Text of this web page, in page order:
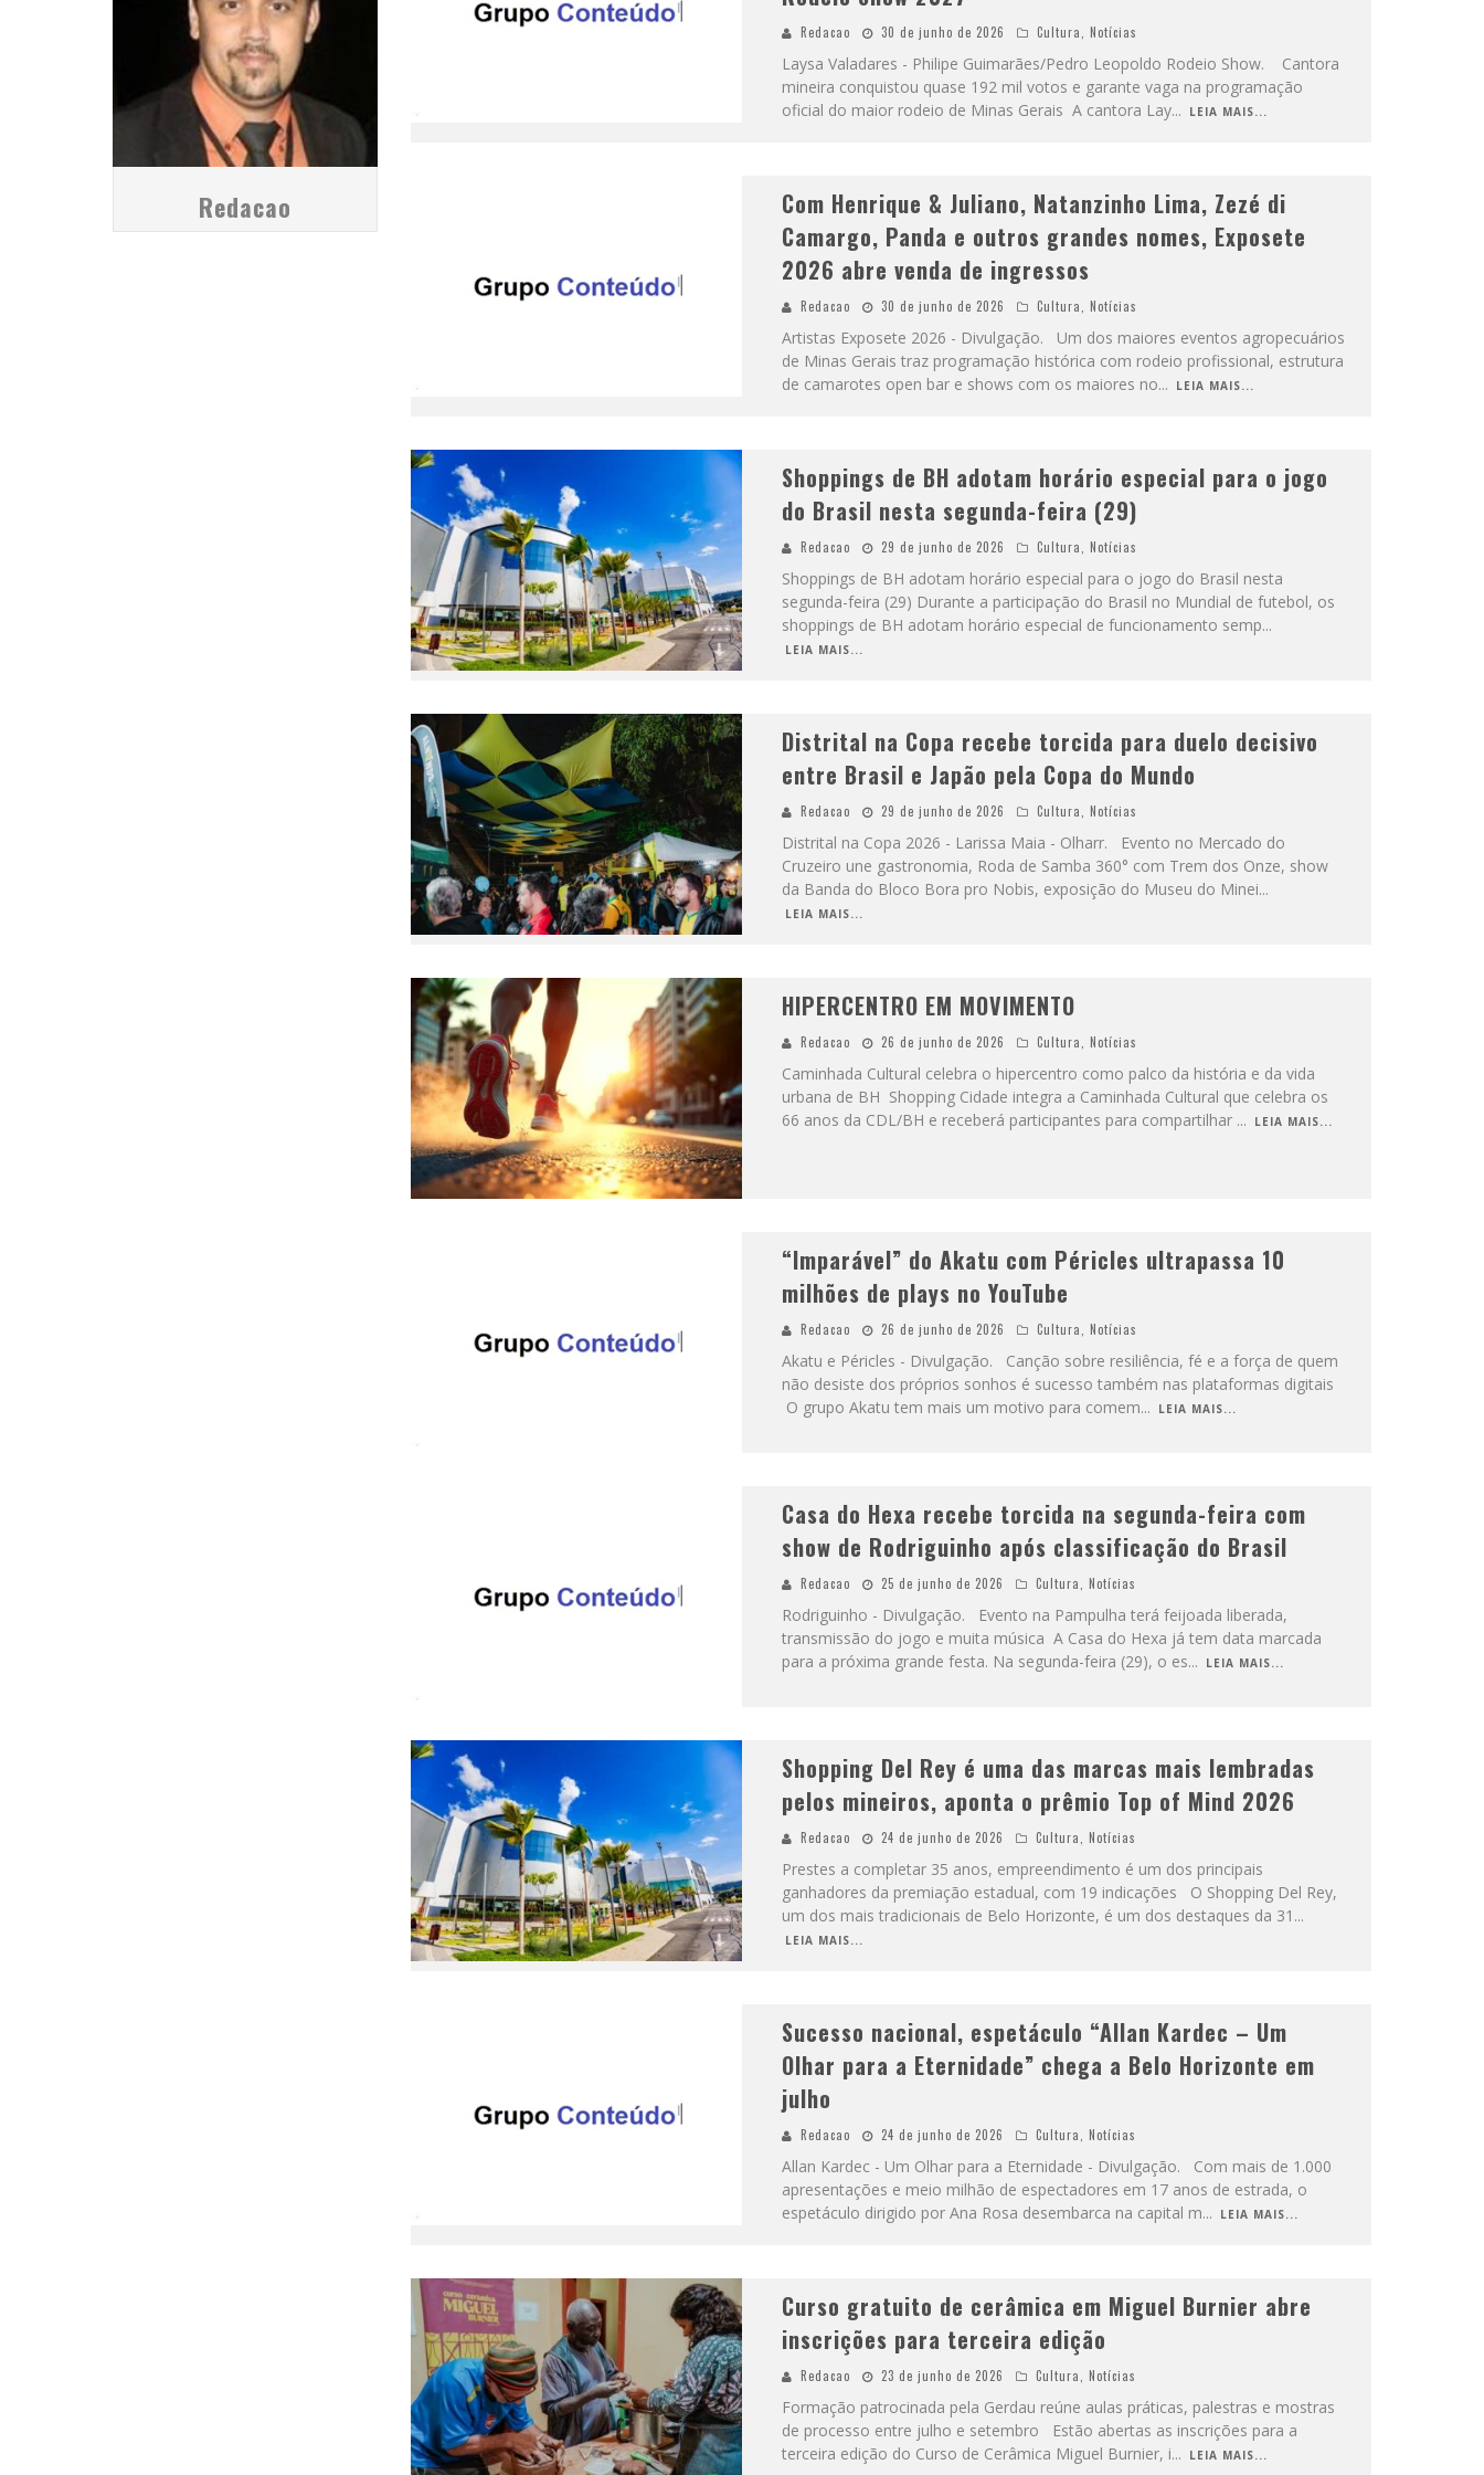
Redacao
Redacao 30 de junho de 2026 Cultura ,Notícias
Laysa Valadares - Philipe Guimarães/Pedro Leopoldo Rodeio Show. Cantora
mineira conquistou quase 192 mil votos e garante vaga na programação
oficial do maior rodeio de Minas Gerais A cantora Lay... LEIA MAIS...
Com Henrique & Juliano, Natanzinho Lima, Zezé di
Camargo, Panda e outros grandes nomes, Exposete
2026 abre venda de ingressos
Redacao 30 de junho de 2026 Cultura ,Notícias
Artistas Exposete 2026 - Divulgação. Um dos maiores eventos agropecuários
de Minas Gerais traz programação histórica com rodeio profissional, estrutura
de camarotes open bar e shows com os maiores no... LEIA MAIS...
Shoppings de BH adotam horário especial para o jogo
do Brasil nesta segunda-feira (29)
Redacao 29 de junho de 2026 Cultura ,Notícias
Shoppings de BH adotam horário especial para o jogo do Brasil nesta
segunda-feira (29) Durante a participação do Brasil no Mundial de futebol, os
shoppings de BH adotam horário especial de funcionamento semp...
LEIA MAIS...
Distrital na Copa recebe torcida para duelo decisivo
entre Brasil e Japão pela Copa do Mundo
Redacao 29 de junho de 2026 Cultura ,Notícias
Distrital na Copa 2026 - Larissa Maia - Olharr. Evento no Mercado do
Cruzeiro une gastronomia, Roda de Samba 360° com Trem dos Onze, show
da Banda do Bloco Bora pro Nobis, exposição do Museu do Minei...
LEIA MAIS...
HIPERCENTRO EM MOVIMENTO
Redacao 26 de junho de 2026 Cultura ,Notícias
Caminhada Cultural celebra o hipercentro como palco da história e da vida
urbana de BH Shopping Cidade integra a Caminhada Cultural que celebra os
66 anos da CDL/BH e receberá participantes para compartilhar ... LEIA MAIS...
“Imparável” do Akatu com Péricles ultrapassa 10
milhões de plays no YouTube
Redacao 26 de junho de 2026 Cultura ,Notícias
Akatu e Péricles - Divulgação. Canção sobre resiliência, fé e a força de quem
não desiste dos próprios sonhos é sucesso também nas plataformas digitais
O grupo Akatu tem mais um motivo para comem... LEIA MAIS...
Casa do Hexa recebe torcida na segunda-feira com
show de Rodriguinho após classificação do Brasil
Redacao 25 de junho de 2026 Cultura ,Notícias
Rodriguinho - Divulgação. Evento na Pampulha terá feijoada liberada,
transmissão do jogo e muita música A Casa do Hexa já tem data marcada
para a próxima grande festa. Na segunda-feira (29), o es... LEIA MAIS...
Shopping Del Rey é uma das marcas mais lembradas
pelos mineiros, aponta o prêmio Top of Mind 2026
Redacao 24 de junho de 2026 Cultura ,Notícias
Prestes a completar 35 anos, empreendimento é um dos principais
ganhadores da premiação estadual, com 19 indicações O Shopping Del Rey,
um dos mais tradicionais de Belo Horizonte, é um dos destaques da 31 ...
LEIA MAIS...
Sucesso nacional, espetáculo “Allan Kardec – Um
Olhar para a Eternidade” chega a Belo Horizonte em
julho
Redacao 24 de junho de 2026 Cultura ,Notícias
Allan Kardec - Um Olhar para a Eternidade - Divulgação. Com mais de 1.000
apresentações e meio milhão de espectadores em 17 anos de estrada, o
espetáculo dirigido por Ana Rosa desembarca na capital m... LEIA MAIS...
Curso gratuito de cerâmica em Miguel Burnier abre
inscrições para terceira edição
Redacao 23 de junho de 2026 Cultura ,Notícias
Formação patrocinada pela Gerdau reúne aulas práticas, palestras e mostras
de processo entre julho e setembro Estão abertas as inscrições para a
terceira edição do Curso de Cerâmica Miguel Burnier, i... LEIA MAIS...